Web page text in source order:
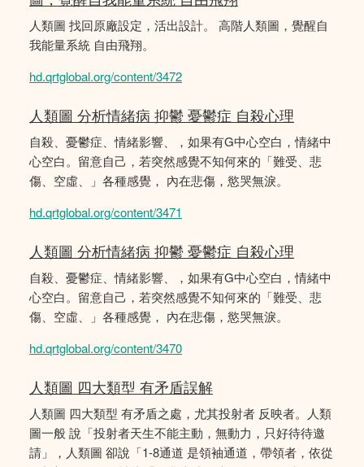
人類圖 找回原廠設定，活出設計。 高階人類圖，覺醒自
我能量系統 自由飛翔。
hd.qrtglobal.org/content/3472
人類圖 分析情緒病 抑鬱 憂鬱症 自殺心理
自殺、憂鬱症、情緒影響、，如果有G中心空白，情緒中
心空白。留意自己，若突然感覺不知何來的「難受、悲
傷、空虛、」各種感覺， 內在悲傷，慾哭無淚。
hd.qrtglobal.org/content/3471
人類圖 分析情緒病 抑鬱 憂鬱症 自殺心理
自殺、憂鬱症、情緒影響、，如果有G中心空白，情緒中
心空白。留意自己，若突然感覺不知何來的「難受、悲
傷、空虛、」各種感覺， 內在悲傷，慾哭無淚。
hd.qrtglobal.org/content/3470
人類圖 四大類型 有矛盾誤解
人類圖 四大類型 有矛盾之處，尤其投射者 反映者。人類
圖一般 說「投射者天生不能主動，無動力，只好待待邀
請」，人類圖 卻說「1-8通道 是領袖通道，帶領者，依從